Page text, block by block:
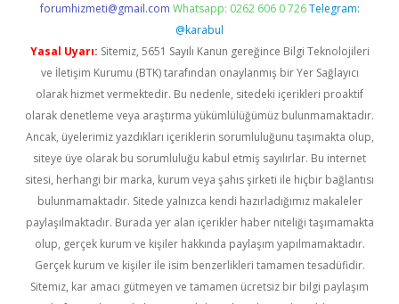
forumhizmeti@gmail.com Whatsapp: 0262 606 0 726 Telegram:
@karabul
Yasal Uyarı: Sitemiz, 5651 Sayılı Kanun gereğince Bilgi Teknolojileri
ve İletişim Kurumu (BTK) tarafından onaylanmış bir Yer Sağlayıcı
olarak hizmet vermektedir. Bu nedenle, sitedeki içerikleri proaktif
olarak denetleme veya araştırma yükümlülüğümüz bulunmamaktadır.
Ancak, üyelerimiz yazdıkları içeriklerin sorumluluğunu taşımakta olup,
siteye üye olarak bu sorumluluğu kabul etmiş sayılırlar. Bu internet
sitesi, herhangi bir marka, kurum veya şahıs şirketi ile hiçbir bağlantısı
bulunmamaktadır. Sitede yalnızca kendi hazırladığımız makaleler
paylaşılmaktadır. Burada yer alan içerikler haber niteliği taşımamakta
olup, gerçek kurum ve kişiler hakkında paylaşım yapılmamaktadır.
Gerçek kurum ve kişiler ile isim benzerlikleri tamamen tesadüfidir.
Sitemiz, kar amacı gütmeyen ve tamamen ücretsiz bir bilgi paylaşım